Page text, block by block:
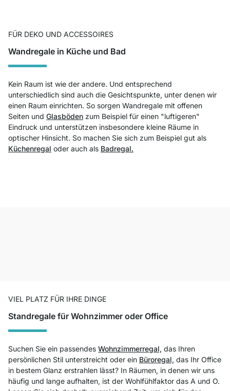
FÜR DEKO UND ACCESSOIRES
Wandregale in Küche und Bad
Kein Raum ist wie der andere. Und entsprechend
unterschiedlich sind auch die Gesichtspunkte, unter denen wir
einen Raum einrichten. So sorgen Wandregale mit offenen
Seiten und Glasböden zum Beispiel für einen "luftigeren"
Eindruck und unterstützen insbesondere kleine Räume in
optischer Hinsicht. So machen Sie sich zum Beispiel gut als
Küchenregal oder auch als Badregal.
VIEL PLATZ FÜR IHRE DINGE
Standregale für Wohnzimmer oder Office
Suchen Sie ein passendes Wohnzimmerregal, das Ihren
persönlichen Stil unterstreicht oder ein Büroregal, das Ihr Office
in bestem Glanz erstrahlen lässt? In Räumen, in denen wir uns
häufig und lange aufhalten, ist der Wohlfühlfaktor das A und O.